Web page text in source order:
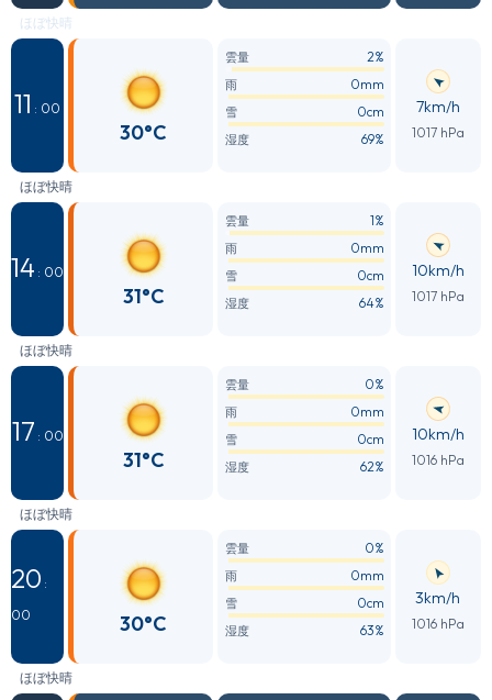
ほぼ快晴
11 : 00
30°C
雲量 2%
雨 0mm
雪 0cm
湿度 69%
7km/h
1017 hPa
ほぼ快晴
14 : 00
31°C
雲量 1%
雨 0mm
雪 0cm
湿度 64%
10km/h
1017 hPa
ほぼ快晴
17 : 00
31°C
雲量 0%
雨 0mm
雪 0cm
湿度 62%
10km/h
1016 hPa
ほぼ快晴
20 :
00
30°C
雲量 0%
雨 0mm
雪 0cm
湿度 63%
3km/h
1016 hPa
ほぼ快晴